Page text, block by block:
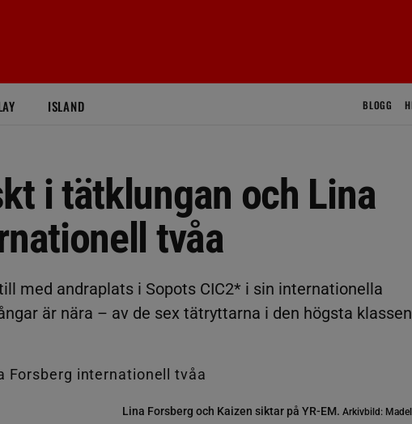
ISLAND BLOGG
i tätklungan och Lina
tvåa
med andraplats i Sopots CIC2* i sin internationella
är nära – av de sex tätryttarna i den högsta
Lina Forsberg och Kaizen siktar på YR-EM.Arkivbild: